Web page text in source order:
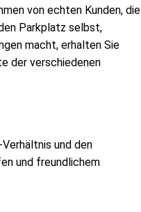
von echten Kunden, die
Parkplatz selbst,
macht, erhalten Sie
der verschiedenen
und den
und freundlichem